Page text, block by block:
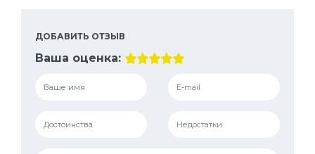
ДОБАВИТЬ ОТЗЫВ
Ваша оценка: